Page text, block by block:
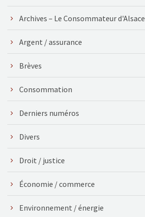
Archives – Le Consommateur d'Alsace
Argent / assurance
Brèves
Consommation
Derniers numéros
Divers
Droit / justice
Économie / commerce
Environnement / énergie